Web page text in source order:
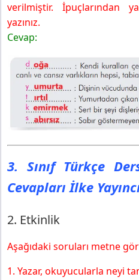
verilmiştir. İpuçlarından
yazınız.
Cevap:
3. Sınıf Türkçe
Cevapları İlke
2. Etkinlik
Aşağıdaki soruları metne
1. Yazar, okuyucularla neyi